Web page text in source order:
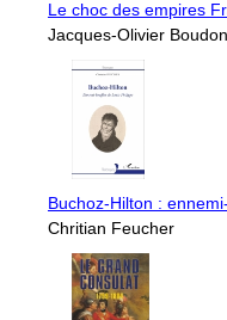
Le choc des empires
Jacques-Olivier Boudon
Buchoz-Hilton :
Chritian Feucher